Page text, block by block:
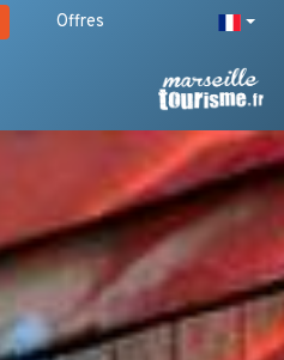
Offres